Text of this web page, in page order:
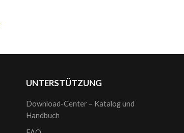
UNTERSTÜTZUNG
Download-Center – Katalog und
Handbuch